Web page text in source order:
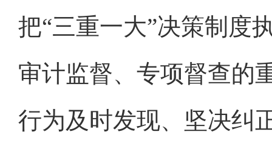
把“三重一大”决策制度
审计监督、专项督查的
行为及时发现、坚决纠